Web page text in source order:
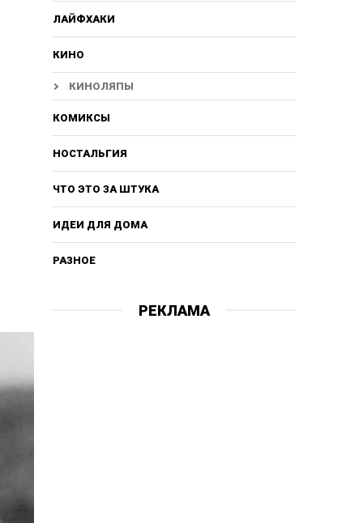
ЛАЙФХАКИ
КИНО
КИНОЛЯПЫ
КОМИКСЫ
НОСТАЛЬГИЯ
ЧТО ЭТО ЗА ШТУКА
ИДЕИ ДЛЯ ДОМА
РАЗНОЕ
РЕКЛАМА